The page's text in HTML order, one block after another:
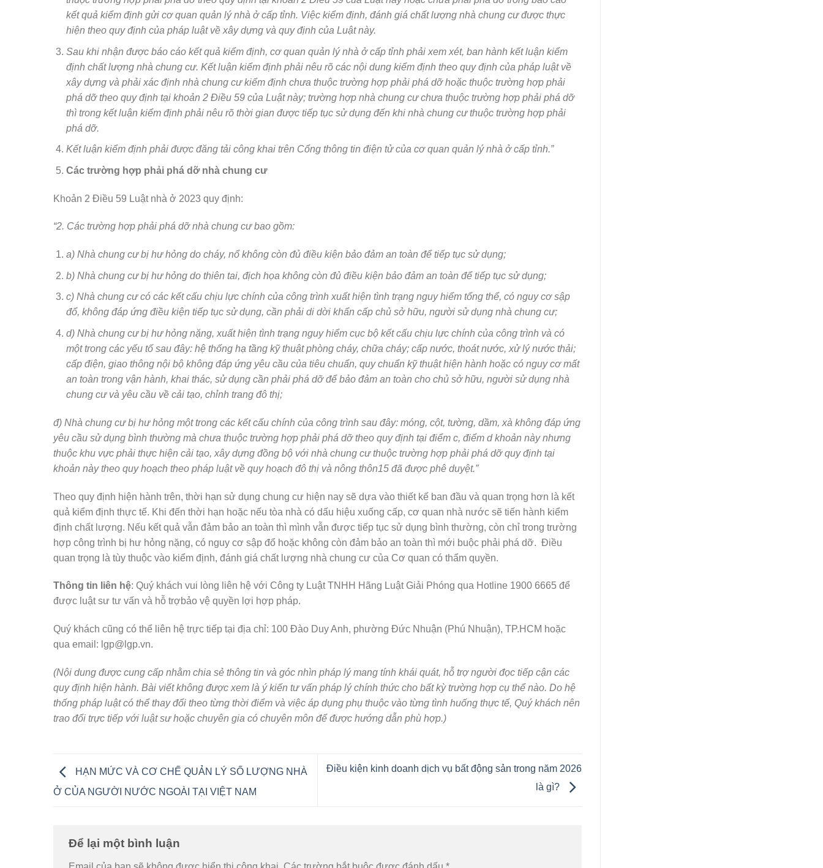
kết quả kiểm định gửi cơ quan quản lý nhà ở cấp tỉnh. Việc kiểm định, đánh giá chất lượng nhà chung cư được thực
hiện theo quy định của pháp luật về xây dựng và quy định của Luật này.
Sau khi nhận được báo cáo kết quả kiểm định, cơ quan quản lý nhà ở cấp tỉnh phải xem xét, ban hành kết luận kiểm
định chất lượng nhà chung cư. Kết luận kiểm định phải nêu rõ các nội dung kiểm định theo quy định của pháp luật về
xây dựng và phải xác định nhà chung cư kiểm định chưa thuộc trường hợp phải phá dỡ hoặc thuộc trường hợp phải
phá dỡ theo quy định tại khoản 2 Điều 59 của Luật này; trường hợp nhà chung cư chưa thuộc trường hợp phải phá dỡ
thì trong kết luận kiểm định phải nêu rõ thời gian được tiếp tục sử dụng đến khi nhà chung cư thuộc trường hợp phải
phá dỡ.
Kết luận kiểm định phải được đăng tải công khai trên Cổng thông tin điện tử của cơ quan quản lý nhà ở cấp tỉnh.”
Các trường hợp phải phá dỡ nhà chung cư
Khoản 2 Điều 59 Luật nhà ở 2023 quy định:
“2. Các trường hợp phải phá dỡ nhà chung cư bao gồm:
a) Nhà chung cư bị hư hỏng do cháy, nổ không còn đủ điều kiện bảo đảm an toàn để tiếp tục sử dụng;
b) Nhà chung cư bị hư hỏng do thiên tai, địch họa không còn đủ điều kiện bảo đảm an toàn để tiếp tục sử dụng;
c) Nhà chung cư có các kết cấu chịu lực chính của công trình xuất hiện tình trạng nguy hiểm tổng thể, có nguy cơ sập
đổ, không đáp ứng điều kiện tiếp tục sử dụng, cần phải di dời khẩn cấp chủ sở hữu, người sử dụng nhà chung cư;
d) Nhà chung cư bị hư hỏng nặng, xuất hiện tình trạng nguy hiểm cục bộ kết cấu chịu lực chính của công trình và có
một trong các yếu tố sau đây: hệ thống hạ tầng kỹ thuật phòng cháy, chữa cháy; cấp nước, thoát nước, xử lý nước thải;
cấp điện, giao thông nội bộ không đáp ứng yêu cầu của tiêu chuẩn, quy chuẩn kỹ thuật hiện hành hoặc có nguy cơ mất
an toàn trong vận hành, khai thác, sử dụng cần phải phá dỡ để bảo đảm an toàn cho chủ sở hữu, người sử dụng nhà
chung cư và yêu cầu về cải tạo, chỉnh trang đô thị;
đ) Nhà chung cư bị hư hỏng một trong các kết cấu chính của công trình sau đây: móng, cột, tường, dầm, xà không đáp ứng
yêu cầu sử dụng bình thường mà chưa thuộc trường hợp phải phá dỡ theo quy định tại điểm c, điểm d khoản này nhưng
thuộc khu vực phải thực hiện cải tạo, xây dựng đồng bộ với nhà chung cư thuộc trường hợp phải phá dỡ quy định tại
khoản này theo quy hoạch theo pháp luật về quy hoạch đô thị và nông thôn15 đã được phê duyệt.”
Theo quy định hiện hành trên, thời hạn sử dụng chung cư hiện nay sẽ dựa vào thiết kế ban đầu và quan trọng hơn là kết
quả kiểm định thực tế. Khi đến thời hạn hoặc nếu tòa nhà có dấu hiệu xuống cấp, cơ quan nhà nước sẽ tiến hành kiểm
định chất lượng. Nếu kết quả vẫn đảm bảo an toàn thì mình vẫn được tiếp tục sử dụng bình thường, còn chỉ trong trường
hợp công trình bị hư hỏng nặng, có nguy cơ sập đổ hoặc không còn đảm bảo an toàn thì mới buộc phải phá dỡ. Điều
quan trọng là tùy thuộc vào kiểm định, đánh giá chất lượng nhà chung cư của Cơ quan có thẩm quyền.
Thông tin liên hệ: Quý khách vui lòng liên hệ với Công ty Luật TNHH Hãng Luật Giải Phóng qua Hotline 1900 6665 để
được luật sư tư vấn và hỗ trợbảo vệ quyền lợi hợp pháp.
Quý khách cũng có thể liên hệ trực tiếp tại địa chỉ: 100 Đào Duy Anh, phường Đức Nhuận (Phú Nhuận), TP.HCM hoặc
qua email: lgp@lgp.vn.
(Nội dung được cung cấp nhằm chia sẻ thông tin và góc nhìn pháp lý mang tính khái quát, hỗ trợ người đọc tiếp cận các
quy định hiện hành. Bài viết không được xem là ý kiến tư vấn pháp lý chính thức cho bất kỳ trường hợp cụ thể nào. Do hệ
thống pháp luật có thể thay đổi theo từng thời điểm và việc áp dụng phụ thuộc vào từng tình huống thực tế, Quý khách nên
trao đổi trực tiếp với luật sư hoặc chuyên gia có chuyên môn để được hướng dẫn phù hợp.)
HẠN MỨC VÀ CƠ CHẾ QUẢN LÝ SỐ LƯỢNG NHÀ
Ở CỦA NGƯỜI NƯỚC NGOÀI TẠI VIỆT NAM
Điều kiện kinh doanh dịch vụ bất động sản trong năm 2026
là gì?
Để lại một bình luận